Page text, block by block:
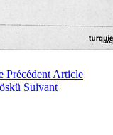
Précédent Article
Suivant